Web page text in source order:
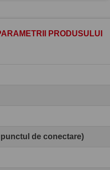
PRODUSULUI
de conectare)